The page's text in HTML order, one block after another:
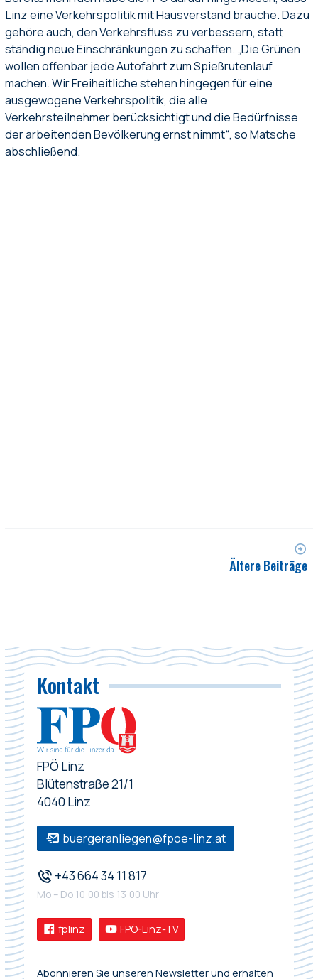
Linz eine Verkehrspolitik mit Hausverstand brauche. Dazu
gehöre auch, den Verkehrsfluss zu verbessern, statt
ständig neue Einschränkungen zu schaffen. „Die Grünen
wollen offenbar jede Autofahrt zum Spießrutenlauf
machen. Wir Freiheitliche stehen hingegen für eine
ausgewogene Verkehrspolitik, die alle
Verkehrsteilnehmer berücksichtigt und die Bedürfnisse
der arbeitenden Bevölkerung ernst nimmt“, so Matsche
abschließend.
Ältere Beiträge
Kontakt
FPÖ Linz
Blütenstraße 21/1
4040 Linz
buergeranliegen@fpoe-linz.at
+43 664 34 11 817
Mo – Do 10:00 bis 13:00 Uhr
fplinz FPÖ-Linz-TV
Abonnieren Sie unseren Newsletter und erhalten